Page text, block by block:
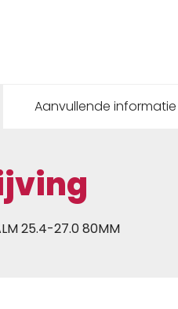
Aanvullende informatie
25.4-27.0 80MM